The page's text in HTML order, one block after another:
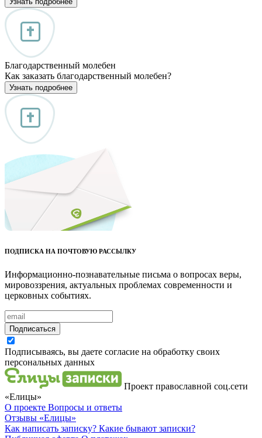
Благодарственный молебен
Как заказать благодарственный молебен?
Узнать подробнее
ПОДПИСКА НА ПОЧТОВУЮ РАССЫЛКУ
Информационно-познавательные письма о вопросах веры,
мировоззрения, актуальных проблемах современности и
церковных событиях.
Подписаться
Подписываясь, вы даете согласие на обработку своих
персональных данных
Проект православной соц.сети
«Елицы»
О проекте Вопросы и ответы
Отзывы «Елицы»
Как написать записку? Какие бывают записки?